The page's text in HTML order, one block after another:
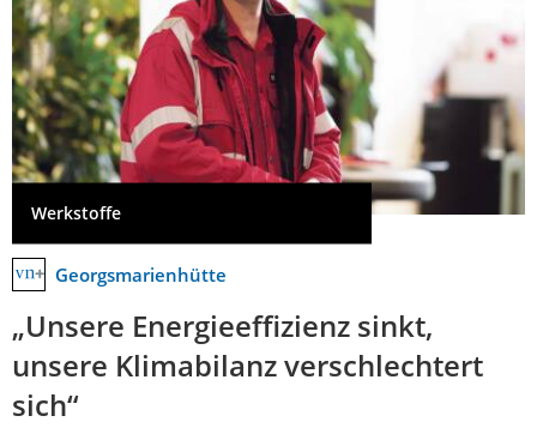
Werkstoffe
Georgsmarienhütte
„Unsere Energieeffizienz sinkt,
unsere Klimabilanz verschlechtert
sich“